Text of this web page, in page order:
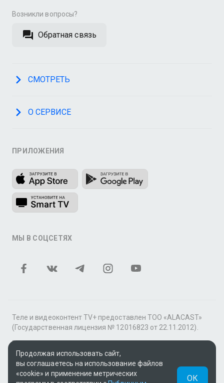
Возникли вопросы?
Обратная связь
СМОТРЕТЬ
О СЕРВИСЕ
ПРИЛОЖЕНИЯ
МЫ В СОЦСЕТЯХ
Теле и видеоконтент TV+ предоставлен ТОО «ALACAST»
(Государственная лицензия № 12016823 от 22.11.2012).
В рамках услуги «Видео по подписке» для «Пакета
фильмов и сериалов tv+» контент предоставляется
онлайн-кинотеатром MEGOGO.
Поддержка: tvplus@telecom.kz
Продолжая использовать сайт,
вы соглашаетесь на использование файлов
«cookie» и применение метрических
ОК